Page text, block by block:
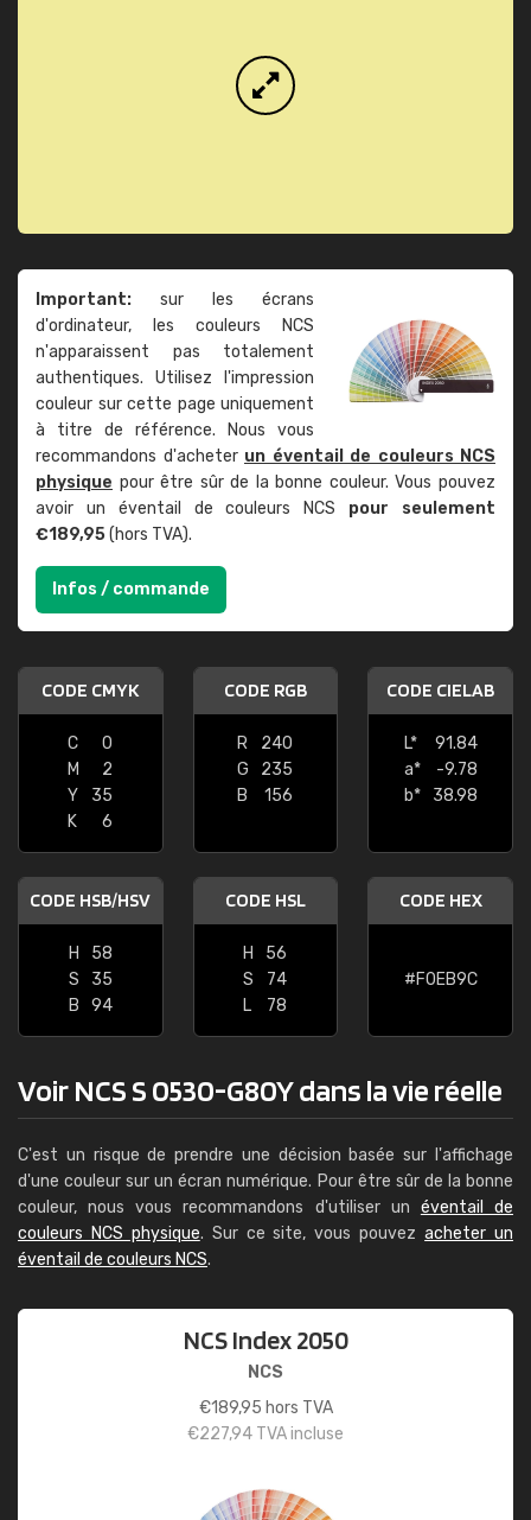
Important: sur les écrans
d'ordinateur, les couleurs NCS
n'apparaissent pas totalement
authentiques. Utilisez l'impression
couleur sur cette page uniquement
à titre de référence. Nous vous
recommandons d'acheter un éventail de couleurs NCS
physique pour être sûr de la bonne couleur. Vous pouvez
avoir un éventail de couleurs NCS pour seulement
€189,95(hors TVA).
Infos / commande
CODE CMYK
C
0
M
2
Y
35
K
6
CODE RGB
R
240
G
235
B
156
CODE CIELAB
L*
91.84
a*
-9.78
b*
38.98
CODE HSB/HSV
H
58
S
35
B
94
CODE HSL
H
56
S
74
L
78
CODE HEX
#F0EB9C
Voir NCS S 0530-G80Y dans la vie réelle
C'est un risque de prendre une décision basée sur l'affichage
d'une couleur sur un écran numérique. Pour être sûr de la bonne
couleur, nous vous recommandons d'utiliser un éventail de
couleurs NCS physique. Sur ce site, vous pouvezacheter un
éventail de couleurs NCS.
NCS Index 2050
NCS
€189,95 hors TVA
€227,94 TVA incluse